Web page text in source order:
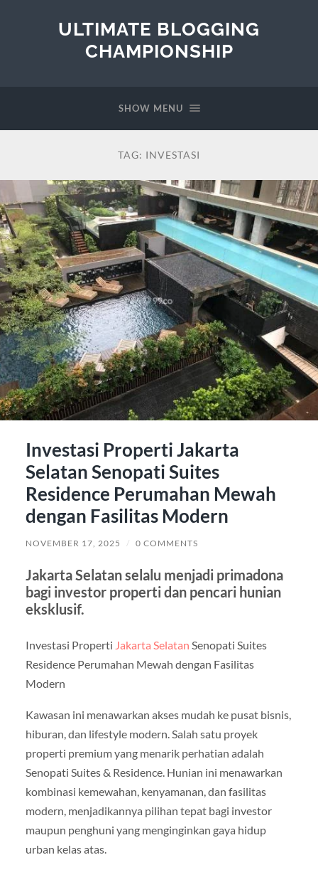
ULTIMATE BLOGGING
CHAMPIONSHIP
SHOW MENU
TAG: INVESTASI
Investasi Properti Jakarta
Selatan Senopati Suites
Residence Perumahan Mewah
dengan Fasilitas Modern
NOVEMBER 17, 2025 / 0 COMMENTS
Jakarta Selatan selalu menjadi primadona
bagi investor properti dan pencari hunian
eksklusif.
Investasi Properti Jakarta Selatan Senopati Suites
Residence Perumahan Mewah dengan Fasilitas
Modern
Kawasan ini menawarkan akses mudah ke pusat bisnis,
hiburan, dan lifestyle modern. Salah satu proyek
properti premium yang menarik perhatian adalah
Senopati Suites & Residence. Hunian ini menawarkan
kombinasi kemewahan, kenyamanan, dan fasilitas
modern, menjadikannya pilihan tepat bagi investor
maupun penghuni yang menginginkan gaya hidup
urban kelas atas.